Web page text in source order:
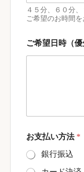
４５分、６０分
ご希望のお時間を
ご希望日時（
希
望
の
セ
お支払い方法 *
銀行振込